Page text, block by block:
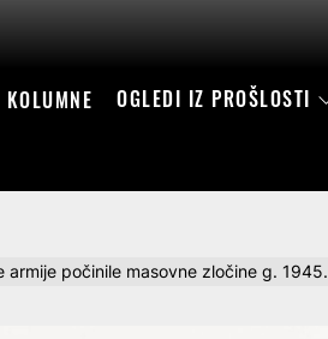
KOLUMNE OGLEDI IZ PROŠLOSTI
počinile masovne zločine g. 1945.